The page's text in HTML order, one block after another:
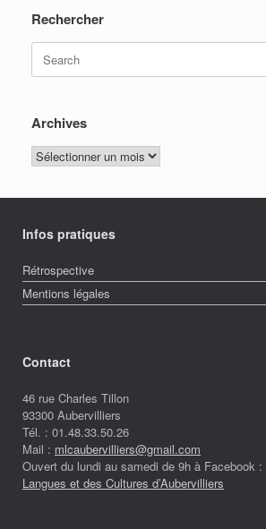
Rechercher
Search
for:
Archives
Archives
Infos pratiques
Rétrospective
Mentions légales
Contact
46 rue Charles Tillon
93300 Aubervilliers
Tél. : 01.48.33.50.26
Mail : mlcaubervilliers@gmail.com
Ouvert du lundi au samedi de 9h à Facebook :
Langues et des Cultures d’Aubervilliers